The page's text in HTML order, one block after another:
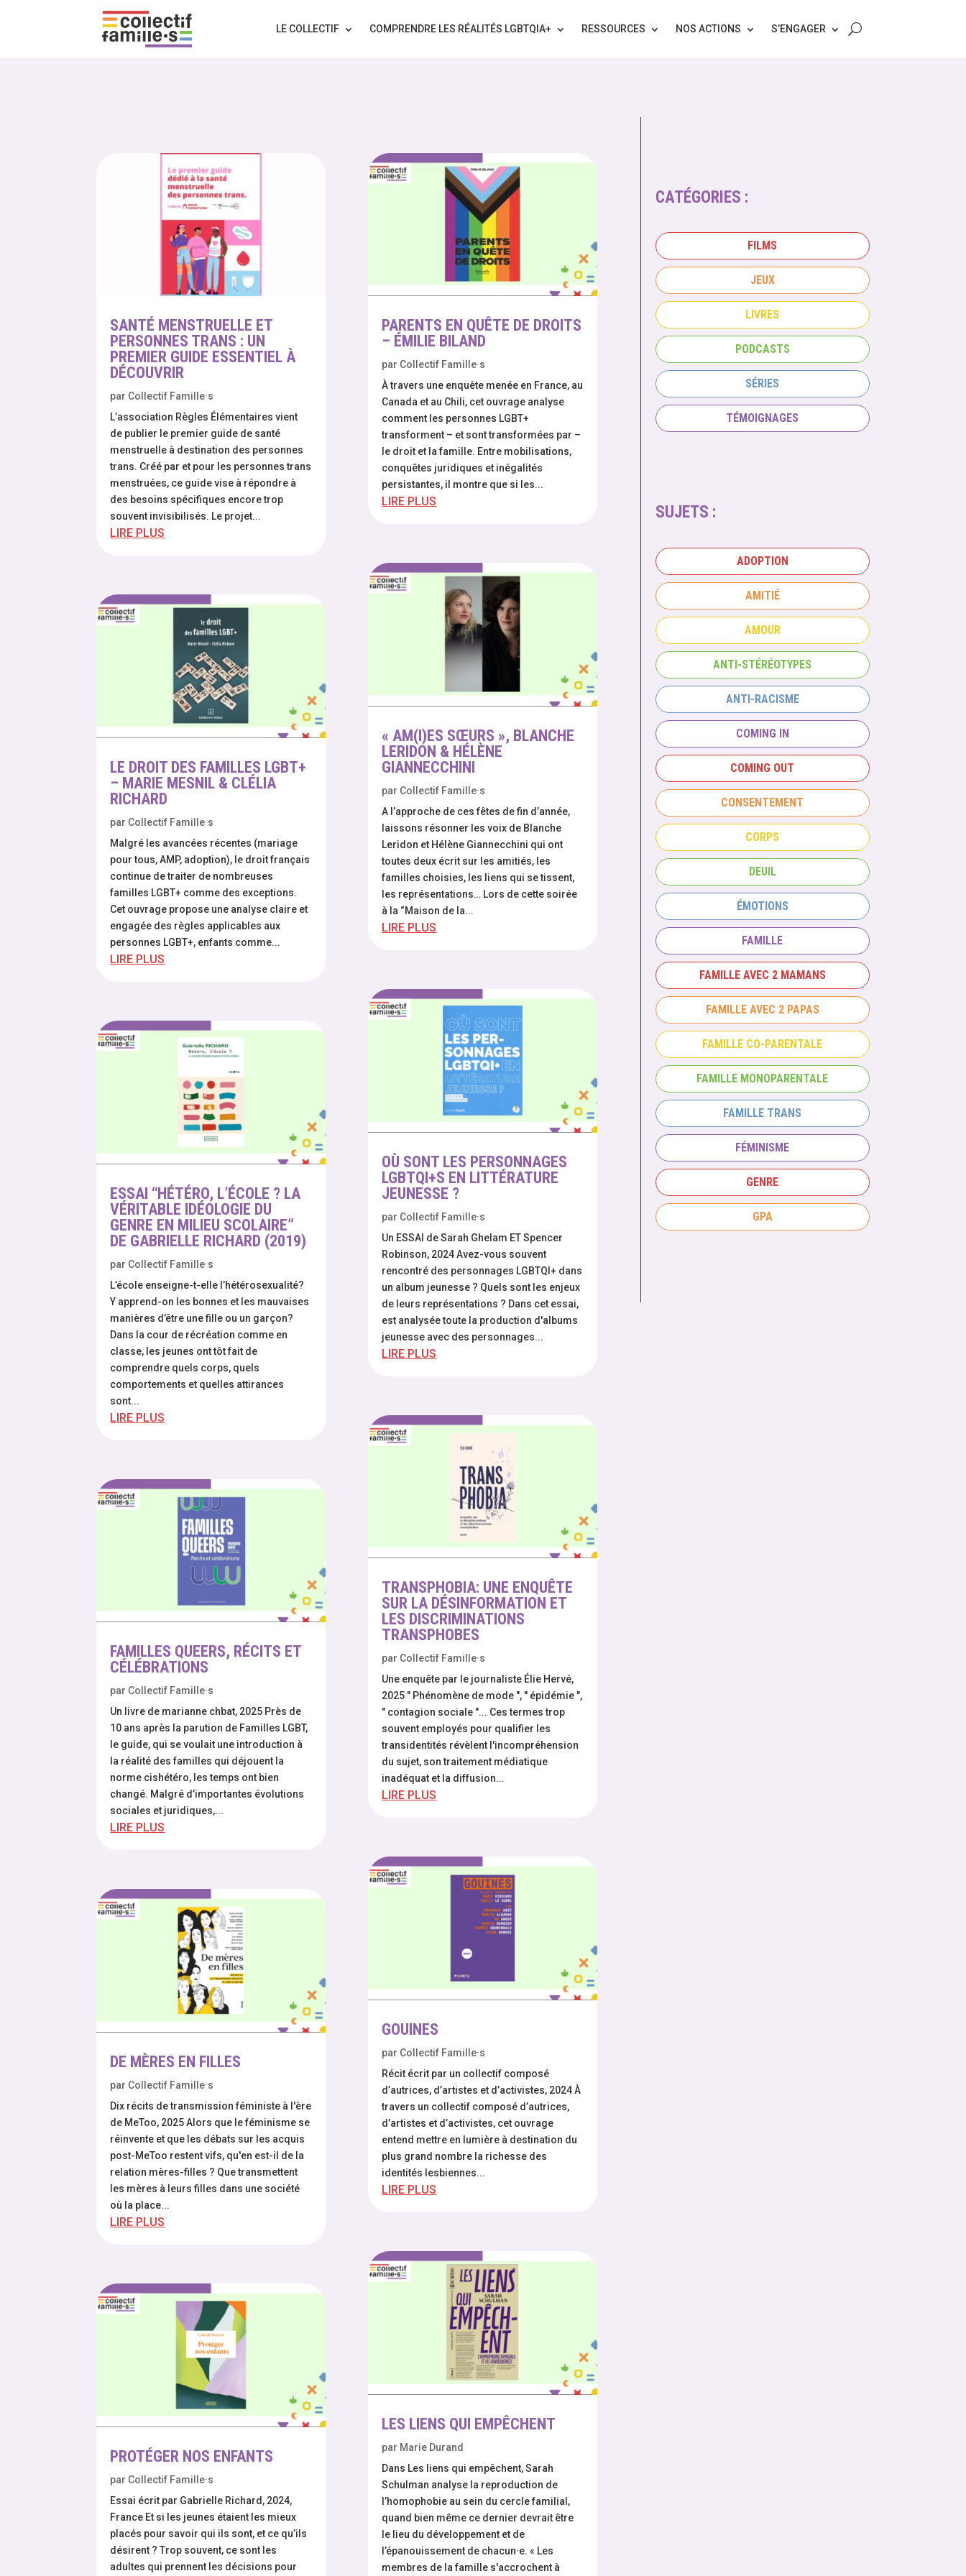
LE COLLECTIF COMPRENDRE LES RÉALITÉS LGBTQIA+ RESSOURCES NOS ACTIONS S’ENGAGER
SANTÉ MENSTRUELLE ET
PERSONNES TRANS : UN
PREMIER GUIDE ESSENTIEL À
DÉCOUVRIR
par Collectif Famille·s
L’association Règles Élémentaires vient
de publier le premier guide de santé
menstruelle à destination des personnes
trans. Créé par et pour les personnes trans
menstruées, ce guide vise à répondre à
des besoins spécifiques encore trop
souvent invisibilisés. Le projet...
LIRE PLUS
LE DROIT DES FAMILLES LGBT+
– MARIE MESNIL & CLÉLIA
RICHARD
par Collectif Famille·s
Malgré les avancées récentes (mariage
pour tous, AMP, adoption), le droit français
continue de traiter de nombreuses
familles LGBT+ comme des exceptions.
Cet ouvrage propose une analyse claire et
engagée des règles applicables aux
personnes LGBT+, enfants comme...
LIRE PLUS
ESSAI “HÉTÉRO, L’ÉCOLE ? LA
VÉRITABLE IDÉOLOGIE DU
GENRE EN MILIEU SCOLAIRE”
DE GABRIELLE RICHARD (2019)
par Collectif Famille·s
L’école enseigne-t-elle l’hétérosexualité?
Y apprend-on les bonnes et les mauvaises
manières d’être une fille ou un garçon?
Dans la cour de récréation comme en
classe, les jeunes ont tôt fait de
comprendre quels corps, quels
comportements et quelles attirances
sont...
LIRE PLUS
FAMILLES QUEERS, RÉCITS ET
CÉLÉBRATIONS
par Collectif Famille·s
Un livre de marianne chbat, 2025 Près de
10 ans après la parution de Familles LGBT,
le guide, qui se voulait une introduction à
la réalité des familles qui déjouent la
norme cishétéro, les temps ont bien
changé. Malgré d’importantes évolutions
sociales et juridiques,...
LIRE PLUS
DE MÈRES EN FILLES
par Collectif Famille·s
Dix récits de transmission féministe à l'ère
de MeToo, 2025 Alors que le féminisme se
réinvente et que les débats sur les acquis
post-MeToo restent vifs, qu'en est-il de la
relation mères-filles ? Que transmettent
les mères à leurs filles dans une société
où la place...
LIRE PLUS
PROTÉGER NOS ENFANTS
par Collectif Famille·s
Essai écrit par Gabrielle Richard, 2024,
France Et si les jeunes étaient les mieux
placés pour savoir qui ils sont, et ce qu’ils
désirent ? Trop souvent, ce sont les
adultes qui prennent les décisions pour
PARENTS EN QUÊTE DE DROITS
– ÉMILIE BILAND
par Collectif Famille·s
À travers une enquête menée en France, au
Canada et au Chili, cet ouvrage analyse
comment les personnes LGBT+
transforment – et sont transformées par –
le droit et la famille. Entre mobilisations,
conquêtes juridiques et inégalités
persistantes, il montre que si les...
LIRE PLUS
« AM(I)ES SŒURS », BLANCHE
LERIDON & HÉLÈNE
GIANNECCHINI
par Collectif Famille·s
A l’approche de ces fêtes de fin d’année,
laissons résonner les voix de Blanche
Leridon et Hélène Giannecchini qui ont
toutes deux écrit sur les amitiés, les
familles choisies, les liens qui se tissent,
les représentations… Lors de cette soirée
à la “Maison de la...
LIRE PLUS
OÙ SONT LES PERSONNAGES
LGBTQI+S EN LITTÉRATURE
JEUNESSE ?
par Collectif Famille·s
Un ESSAI de Sarah Ghelam ET Spencer
Robinson, 2024 Avez-vous souvent
rencontré des personnages LGBTQI+ dans
un album jeunesse ? Quels sont les enjeux
de leurs représentations ? Dans cet essai,
est analysée toute la production d'albums
jeunesse avec des personnages...
LIRE PLUS
TRANSPHOBIA: UNE ENQUÊTE
SUR LA DÉSINFORMATION ET
LES DISCRIMINATIONS
TRANSPHOBES
par Collectif Famille·s
Une enquête par le journaliste Élie Hervé,
2025 " Phénomène de mode ", " épidémie ",
" contagion sociale "... Ces termes trop
souvent employés pour qualifier les
transidentités révèlent l'incompréhension
du sujet, son traitement médiatique
inadéquat et la diffusion...
LIRE PLUS
GOUINES
par Collectif Famille·s
Récit écrit par un collectif composé
d’autrices, d’artistes et d’activistes, 2024 À
travers un collectif composé d’autrices,
d’artistes et d’activistes, cet ouvrage
entend mettre en lumière à destination du
plus grand nombre la richesse des
identités lesbiennes...
LIRE PLUS
LES LIENS QUI EMPÊCHENT
par Marie Durand
Dans Les liens qui empêchent, Sarah
Schulman analyse la reproduction de
l’homophobie au sein du cercle familial,
quand bien même ce dernier devrait être
le lieu du développement et de
l’épanouissement de chacun·e. « Les
membres de la famille s'accrochent à
CATÉGORIES :
FILMS
JEUX
LIVRES
PODCASTS
SÉRIES
TÉMOIGNAGES
SUJETS :
ADOPTION
AMITIÉ
AMOUR
ANTI-STÉRÉOTYPES
ANTI-RACISME
COMING IN
COMING OUT
CONSENTEMENT
CORPS
DEUIL
ÉMOTIONS
FAMILLE
FAMILLE AVEC 2 MAMANS
FAMILLE AVEC 2 PAPAS
FAMILLE CO-PARENTALE
FAMILLE MONOPARENTALE
FAMILLE TRANS
FÉMINISME
GENRE
GPA